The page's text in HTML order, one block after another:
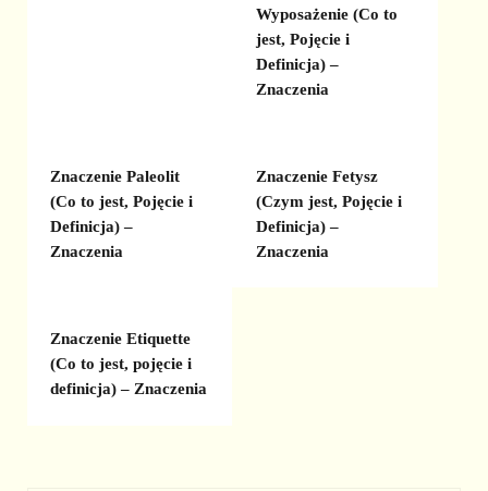
Wyposażenie (Co to
jest, Pojęcie i
Definicja) –
Znaczenia
Znaczenie Paleolit
(Co to jest, Pojęcie i
Definicja) –
Znaczenia
Znaczenie Fetysz
(Czym jest, Pojęcie i
Definicja) –
Znaczenia
Znaczenie Etiquette
(Co to jest, pojęcie i
definicja) – Znaczenia